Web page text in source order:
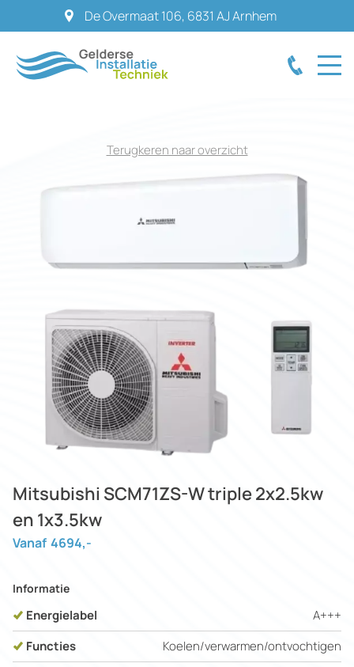
De Overmaat 106, 6831 AJArnhem
Terugkeren naar overzicht
Mitsubishi SCM71ZS-W triple 2x2.5kw
en 1x3.5kw
Vanaf 4694,-
Informatie
Energielabel
A+++
Functies
Koelen/verwarmen/ontvochtigen